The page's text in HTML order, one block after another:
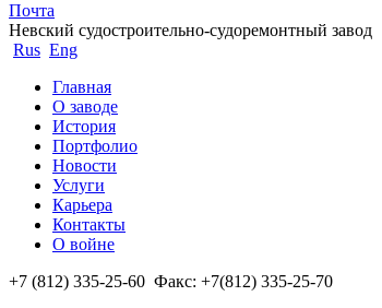
Почта
Невский судостроительно-судоремонтный завод
Rus Eng
Главная
О заводе
История
Портфолио
Новости
Услуги
Карьера
Контакты
О войне
+7 (812) 335-25-60 Факс: +7(812) 335-25-70